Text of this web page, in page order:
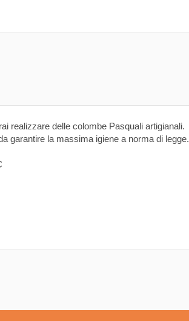
realizzare delle colombe Pasquali artigianali.
garantire la massima igiene a norma di legge.